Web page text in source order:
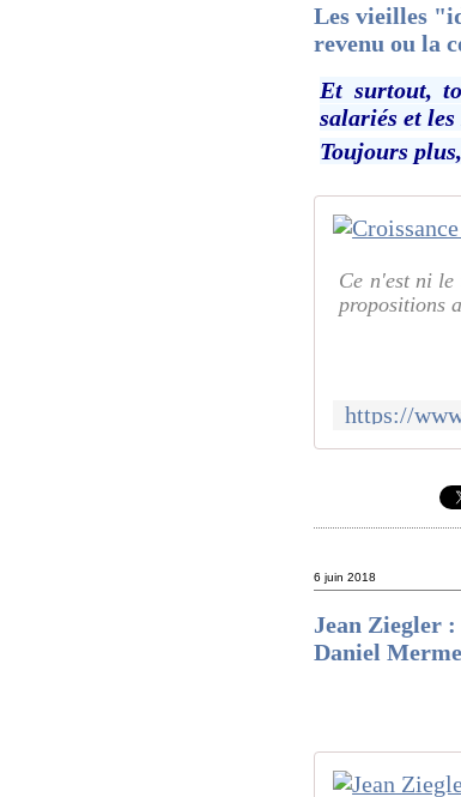
Les vieilles
revenu ou la
Et surtout,
salariés et
Toujours
Ce n'est ni le
propositions
6 juin 2018
Jean Ziegler
Daniel